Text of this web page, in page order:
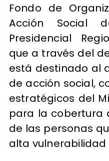
Fondo de
Acción Social
Presidencial
que a través del
está destinado al
de acción social,
estratégicos del
para la cobertura
de las personas
alta vulnerabilidad